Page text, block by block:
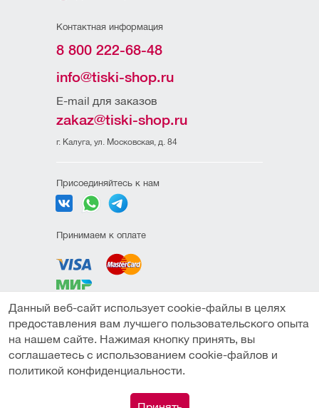
Контактная информация
8 800 222-68-48
info@tiski-shop.ru
E-mail для заказов
zakaz@tiski-shop.ru
г. Калуга, ул. Московская, д. 84
Присоединяйтесь к нам
Принимаем к оплате
конфиденциальности
соглашение
Публичная оферта
Данный веб-сайт использует cookie-файлы в целях
предоставления вам лучшего пользовательского опыта
на нашем сайте. Нажимая кнопку принять, вы
соглашаетесь с использованием cookie-файлов и
политикой конфиденциальности.